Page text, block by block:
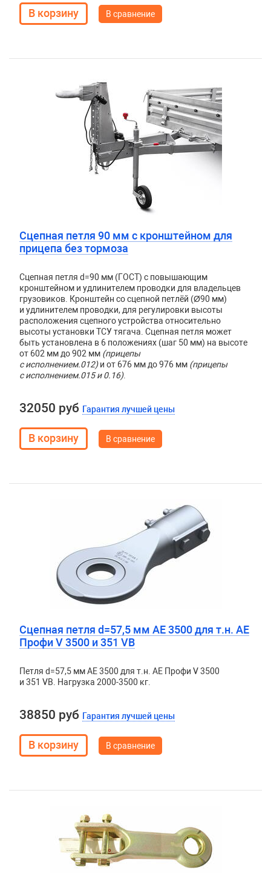
В сравнение
Сцепная петля 90 мм с кронштейном для
прицепа без тормоза
Сцепная петля d=90 мм (ГОСТ) с повышающим
кронштейном и удлинителем проводки для владельцев
грузовиков. Кронштейн со сцепной петлёй (Ø90 мм)
и удлинителем проводки, для регулировки высоты
расположения сцепного устройства относительно
высоты установки ТСУ тягача. Сцепная петля может
быть установлена в 6 положениях (шаг 50 мм) на высоте
от 602 мм до 902 мм (прицепы
с исполнением.012)и от 676 мм до 976 мм (прицепы
с исполнением.015 и 0.16).
32050 руб Гарантия лучшей цены
В сравнение
Сцепная петля d=57,5 мм АЕ 3500 для т.н. АЕ
Профи V 3500 и 351 VB
Петля d=57,5 мм АЕ 3500 для т.н. АЕ Профи V 3500
и 351 VB. Нагрузка 2000-3500 кг.
38850 руб Гарантия лучшей цены
В сравнение